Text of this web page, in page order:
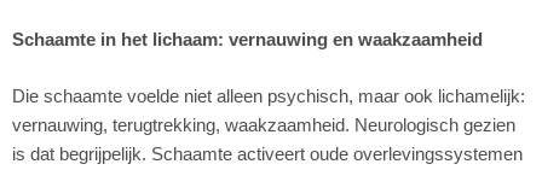
Schaamte in het lichaam: vernauwing en waakzaamheid
Die schaamte voelde niet alleen psychisch, maar ook lichamelijk:
vernauwing, terugtrekking, waakzaamheid. Neurologisch gezien
is dat begrijpelijk. Schaamte activeert oude overlevingssystemen